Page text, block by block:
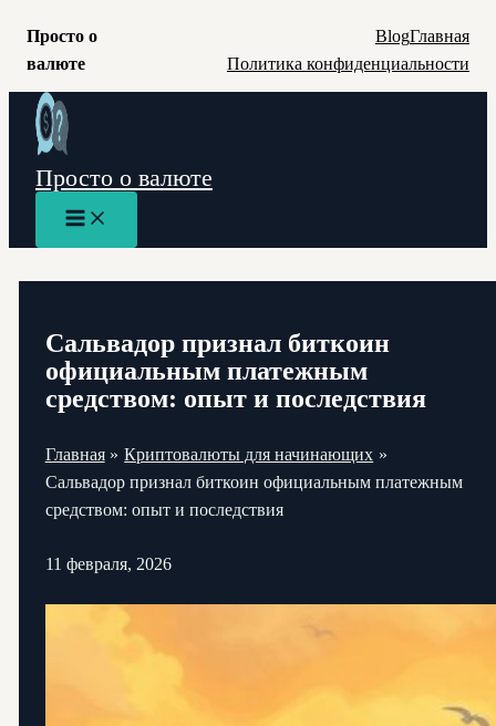
Просто о
валюте
BlogГлавная
Политика конфиденциальности
Перейти
содержимому
Просто о валюте
Main
Menu
Сальвадор признал биткоин
официальным платежным
средством: опыт и последствия
Главная
Криптовалюты для начинающих
Сальвадор признал биткоин официальным платежным
средством: опыт и последствия
11 февраля, 2026